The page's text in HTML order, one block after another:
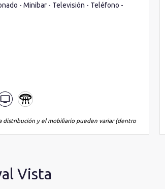
- Minibar - Televisión - Teléfono -
distribución y el mobiliario pueden variar (dentro
Vista